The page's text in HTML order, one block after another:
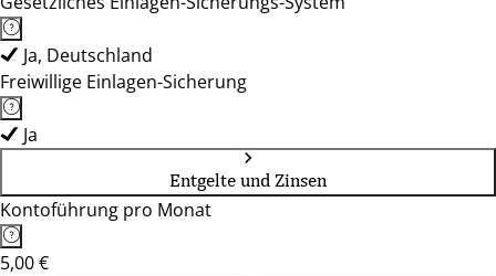
Ja, Deutschland
Freiwillige Einlagen-Sicherung
Ja
Entgelte und Zinsen
Kontoführung pro Monat
5,00 €